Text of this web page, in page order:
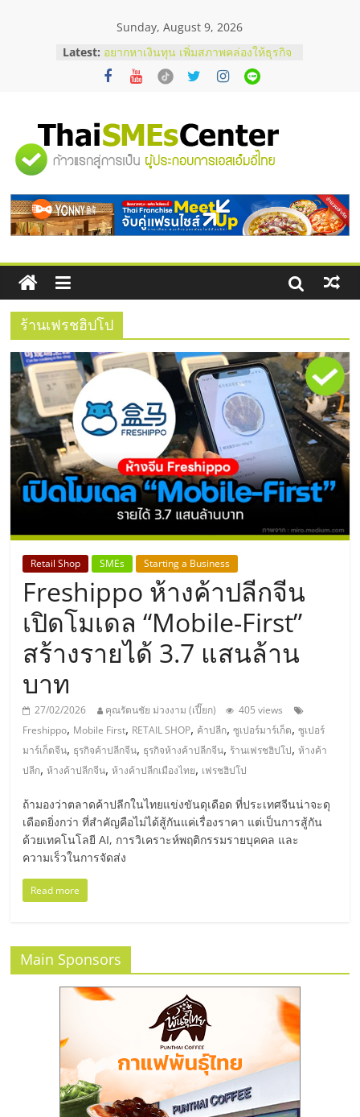
Sunday, August 9, 2026
Latest: บริษัท Cybersecurity ในไทยที่ไหนดี?
วิธีเลือกผู้ให้บริการให้คุ้มค่าและตอบ
โจทย์ธุรกิจ
สัมมนาออนไลน์ โอกาสบริหารสถานี
บริการน้ำมัน Shell
สัมมนาลงทุน แฟรนไชส์ยอนนี่
ไชส์ ครั้งที่ 8
ร้านเครื่องเสียงคุณภาพสูง พร้อม
โซลูชันระบบภาพและเสียง
"ศูนย์
รวม
ข้อมูล
ธุรกิจ
SME
แห่ง
ประเทศไทย,
ThaiSMEsCenter,
รวม
ธุรกิจ
เอ
ส
เอ็
มอี
ไทย,
SMEs,
แฟ
รน
ไชส์,
ปรึกษา
แฟ
ร้านเฟรชฮิปโป
Retail Shop SMEs Starting a Business
Freshippo ห้างค้าปลีกจีน
เปิดโมเดล “Mobile-First”
สร้างรายได้ 3.7 แสนล้าน
บาท
27/02/2026 คุณรัตนชัย ม่วงงาม (เปี๊ยก)
405 views
Freshippo, Mobile First, RETAIL SHOP, ค้าปลีก,ซูเปอร์มาร์เก็ต,ซูเปอร์
มาร์เก็ตจีน, ธุรกิจค้าปลีกจีน, ธุรกิจห้างค้าปลีกจีน, ร้านเฟรชฮิปโป,ห้างค้า
ปลีก,ห้างค้าปลีกจีน,ห้างค้าปลีกเมืองไทย, เฟรชฮิปโป
ถ้ามองว่าตลาดค้าปลีกในไทยแข่งขันดุเดือด ที่ประเทศจีนน่าจะดุ
เดือดยิ่งกว่า ที่สำคัญคือไม่ได้สู้กันแค่เรื่องราคา แต่เป็นการสู้กัน
ด้วยเทคโนโลยี AI, การวิเคราะห์พฤติกรรมรายบุคคล และ
ความเร็วในการจัดส่ง
Read more
Main Sponsors